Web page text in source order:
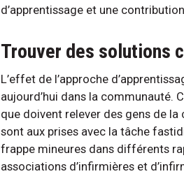
d’apprentissage et une
Trouver des solutions
L’effet de l’approche
aujourd’hui dans la communauté.
que doivent relever des gens de la
sont aux prises avec la tâche
frappe mineures dans différents
associations d’infirmières et